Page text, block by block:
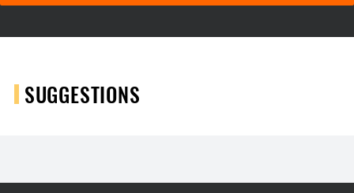
SUGGESTIONS